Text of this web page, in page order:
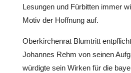
Lesungen und Für­bit­ten immer
Motiv der Hoffnung auf.
Ober­kir­chen­rat Blum­tritt
Johannes Rehm von seinen
würdigte sein Wirken für die